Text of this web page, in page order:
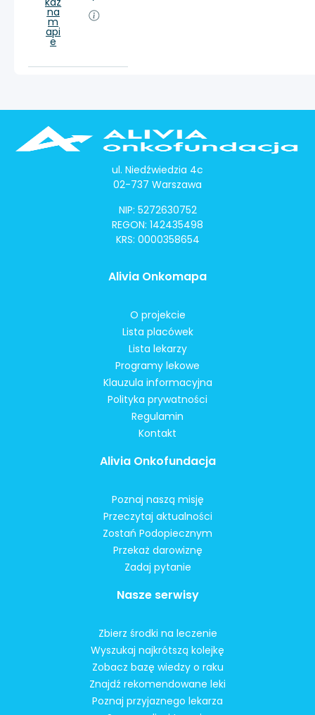
na
m
api
e
ul. Niedźwiedzia 4c
02-737 Warszawa
NIP: 5272630752
REGON: 142435498
KRS: 0000358654
Alivia Onkomapa
O projekcie
Lista placówek
Lista lekarzy
Programy lekowe
Klauzula informacyjna
Polityka prywatności
Regulamin
Kontakt
Alivia Onkofundacja
Poznaj naszą misję
Przeczytaj aktualności
Zostań Podopiecznym
Przekaż darowiznę
Zadaj pytanie
Nasze serwisy
Zbierz środki na leczenie
Wyszukaj najkrótszą kolejkę
Zobacz bazę wiedzy o raku
Znajdź rekomendowane leki
Poznaj przyjaznego lekarza